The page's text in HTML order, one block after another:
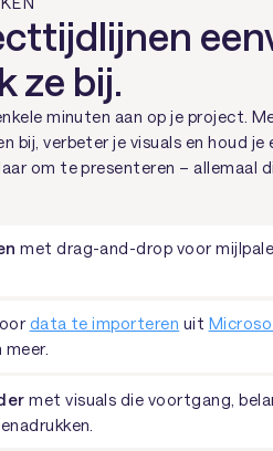
ze bij.
minuten aan op je project.
bij, verbeter je visuals en houd je
om te presenteren – allemaal
met drag-and-drop voor
data te importeren uit
meer.
met visuals die voortgang,